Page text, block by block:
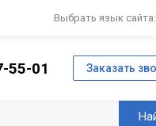
Выбрать язык сайта:
55-01